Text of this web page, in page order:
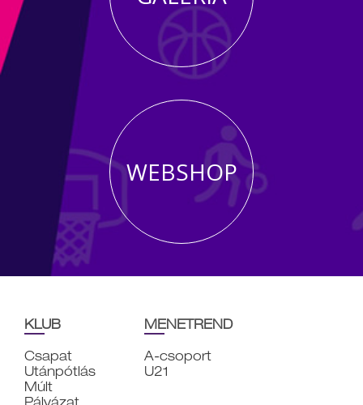
WEBSHOP
KLUB
Csapat
Utánpótlás
Múlt
MENETREND
A-csoport
U21